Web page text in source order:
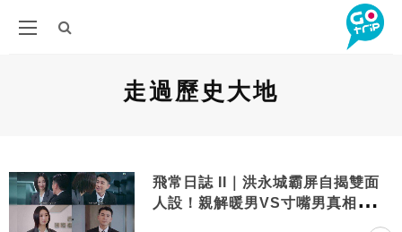
走過歷史大地
飛常日誌 II｜洪永城霸屏自揭雙面
人設！親解暖男VS寸嘴男真相：對